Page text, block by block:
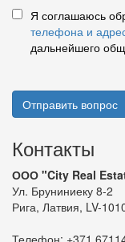
Я соглашаюсь
телефона и
дальнейшего
Отправить вопрос
Контакты
ООО "City Real
Ул. Бруниниеку 8-2
Рига, Латвия, LV-
Телефон: +371